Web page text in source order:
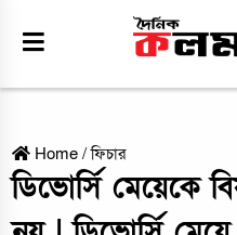
Home /ফিচার
ডিভোর্সি মেয়েকে